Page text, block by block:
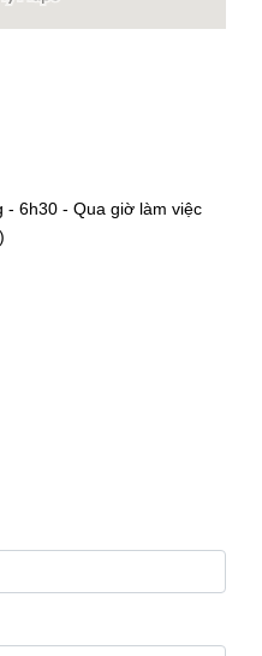
6h30 - Qua giờ làm việc